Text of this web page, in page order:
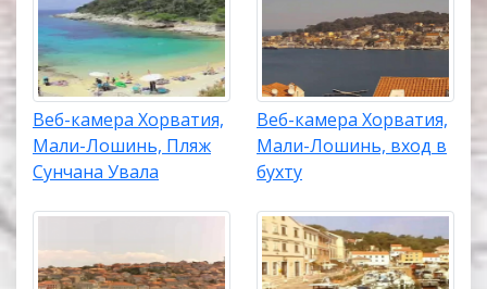
Веб-камера Хорватия,
Мали-Лошинь, Пляж
Сунчана Увала
Веб-камера Хорватия,
Мали-Лошинь, вход в
бухту